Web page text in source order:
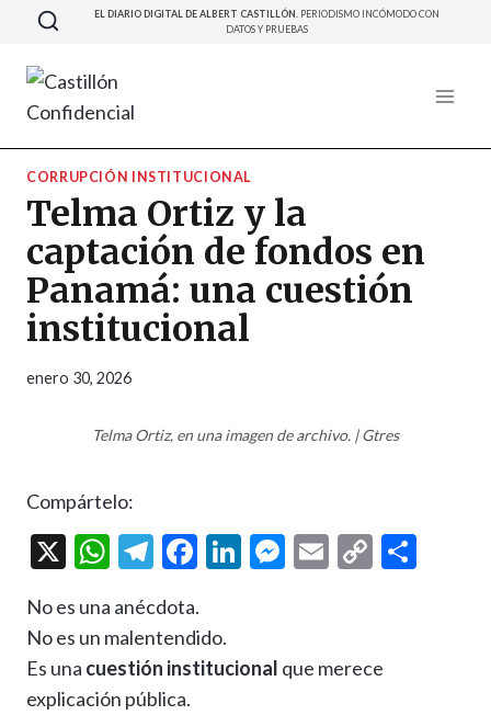
Saltar
contenido
EL DIARIO DIGITAL DE ALBERT CASTILLÓN. PERIODISMO INCÓMODO CON
DATOS Y PRUEBAS
CORRUPCIÓN INSTITUCIONAL
Telma Ortiz y la
captación de fondos en
Panamá: una cuestión
institucional
enero 30, 2026
Telma Ortiz, en una imagen de archivo. | Gtres
Compártelo:
X
W
at
s
A
T
e
gr
a
F
e
b
Li
dI
M
n
g
E
l
C
y
No es una anécdota.
No es un malentendido.
Es una cuestión institucional que merece
explicación pública.